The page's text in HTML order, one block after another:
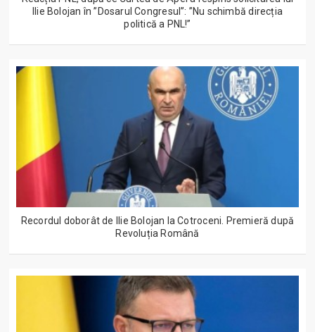
Ilie Bolojan în ”Dosarul Congresul”: ”Nu schimbă direcția
politică a PNL!”
Recordul doborât de Ilie Bolojan la Cotroceni. Premieră după
Revoluția Română